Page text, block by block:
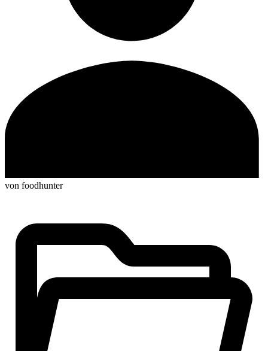
von foodhunter